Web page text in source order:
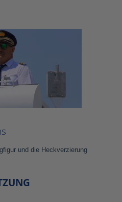
und die Heckverzierung